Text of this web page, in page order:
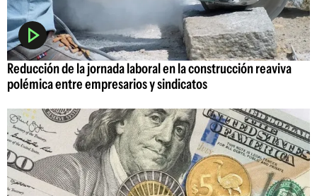
Reducción de la jornada laboral en la construcción reaviva
polémica entre empresarios y sindicatos